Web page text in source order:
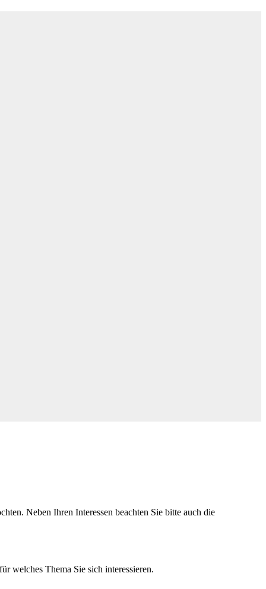
Neben Ihren Interessen beachten Sie bitte auch die
welches Thema Sie sich interessieren.